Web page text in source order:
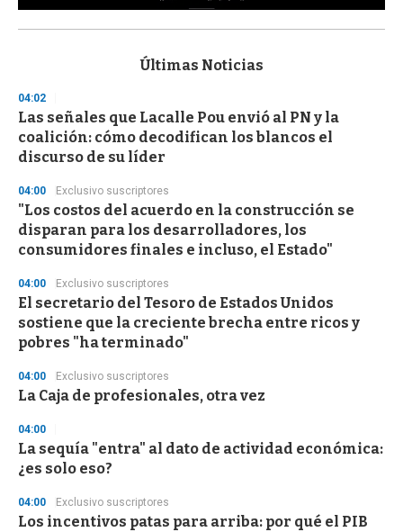
s
d
s
o
f
3
s
e
o
n
s
Últimas Noticias
04:02
Las señales que Lacalle Pou envió al PN y la
coalición: cómo decodifican los blancos el
discurso de su líder
04:00 Exclusivo suscriptores
"Los costos del acuerdo en la construcción se
disparan para los desarrolladores, los
consumidores finales e incluso, el Estado"
04:00 Exclusivo suscriptores
El secretario del Tesoro de Estados Unidos
sostiene que la creciente brecha entre ricos y
pobres "ha terminado"
04:00 Exclusivo suscriptores
La Caja de profesionales, otra vez
04:00
La sequía "entra" al dato de actividad económica:
¿es solo eso?
04:00 Exclusivo suscriptores
Los incentivos patas para arriba: por qué el PIB